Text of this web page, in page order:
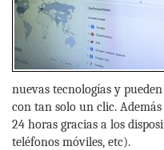
nuevas tecnologías y
con tan solo un clic.
24 horas gracias a los
teléfonos móviles, etc).